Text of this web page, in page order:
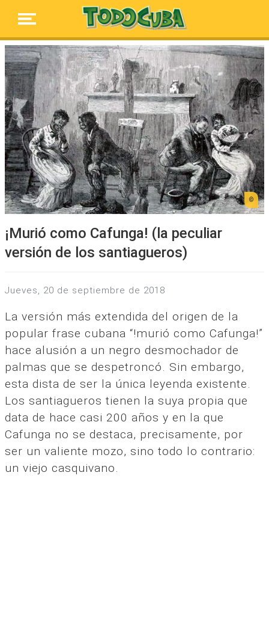
¡Murió como Cafunga! (la peculiar
versión de los santiagueros)
jueves, 20 de septiembre de 2018
La versión más extendida del origen de la
popular frase cubana “!murió como Cafunga!”
hace alusión a un negro desmochador de
palmas que se despetroncó. Sin embargo,
esta dista de ser la única leyenda existente.
Los santiagueros tienen la suya propia que
data de hace casi 200 años y en la que
Cafunga no se destaca, precisamente, por
ser un valiente mozo, sino todo lo contrario:
un viejo casquivano.